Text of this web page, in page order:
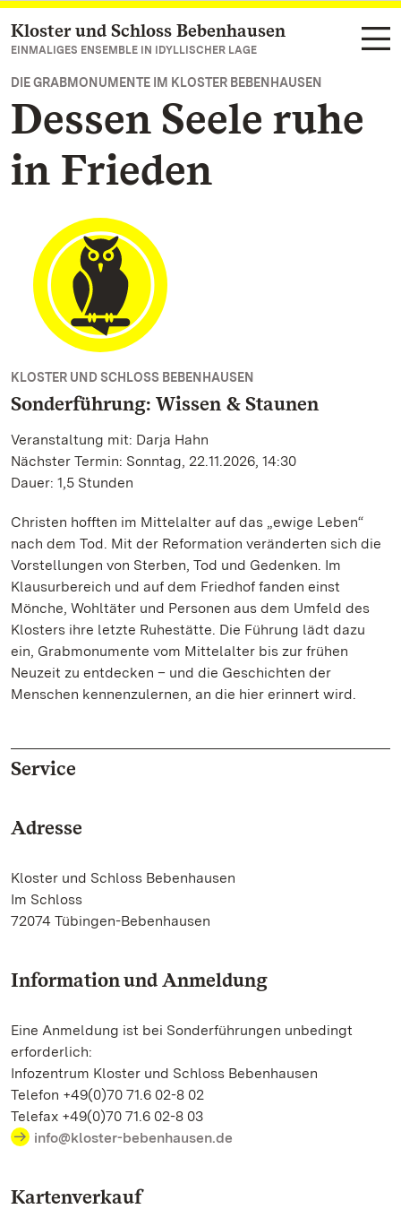
Zum Hauptinhalt springen
Kloster und Schloss Bebenhausen
EINMALIGES ENSEMBLE IN IDYLLISCHER LAGE
DIE GRABMONUMENTE IM KLOSTER BEBENHAUSEN
Dessen Seele ruhe
in Frieden
KLOSTER UND SCHLOSS BEBENHAUSEN
Sonderführung: Wissen & Staunen
Veranstaltung mit: Darja Hahn
Nächster Termin: Sonntag, 22.11.2026, 14:30
Dauer: 1,5 Stunden
Christen hofften im Mittelalter auf das „ewige Leben“
nach dem Tod. Mit der Reformation veränderten sich die
Vorstellungen von Sterben, Tod und Gedenken. Im
Klausurbereich und auf dem Friedhof fanden einst
Mönche, Wohltäter und Personen aus dem Umfeld des
Klosters ihre letzte Ruhestätte. Die Führung lädt dazu
ein, Grabmonumente vom Mittelalter bis zur frühen
Neuzeit zu entdecken – und die Geschichten der
Menschen kennenzulernen, an die hier erinnert wird.
Service
Adresse
Kloster und Schloss Bebenhausen
Im Schloss
72074 Tübingen-Bebenhausen
Information und Anmeldung
Eine Anmeldung ist bei Sonderführungen unbedingt
erforderlich:
Infozentrum Kloster und Schloss Bebenhausen
Telefon +49(0)70 71.6 02-8 02
Telefax +49(0)70 71.6 02-8 03
info@kloster-bebenhausen.de
Kartenverkauf